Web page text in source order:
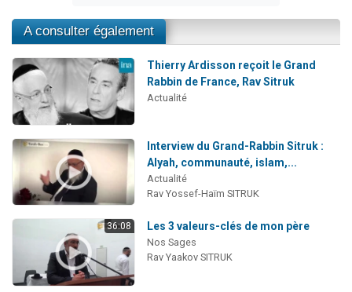
A consulter également
Thierry Ardisson reçoit le Grand
Rabbin de France, Rav Sitruk
Actualité
Interview du Grand-Rabbin Sitruk :
Alyah, communauté, islam,...
Actualité
Rav Yossef-Haïm SITRUK
36:08 Les 3 valeurs-clés de mon père
Nos Sages
Rav Yaakov SITRUK